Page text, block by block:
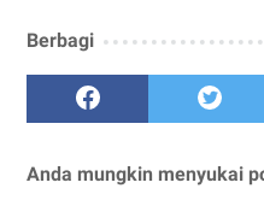
Berbagi
Anda mungkin menyukai